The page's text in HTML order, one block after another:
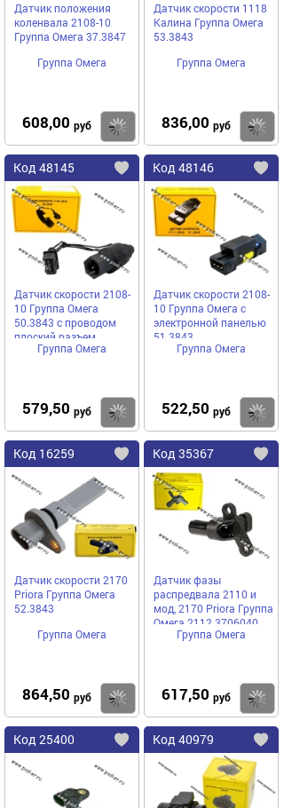
Датчик положения
коленвала 2108-10
Группа Омега 37.3847
Группа Омега
608,00 руб Купить
Датчик скорости 1118
Калина Группа Омега
53.3843
Группа Омега
836,00 руб
Код 48145
Добавить
избранное
Датчик скорости 2108-
10 Группа Омега
50.3843 с проводом
плоский разъем
Группа Омега
579,50 руб Купить
Код 48146
Датчик скорости 2108-
10 Группа Омега с
электронной панелью
51.3843
Группа Омега
522,50 руб
Код 16259
Добавить
избранное
Датчик скорости 2170
Priora Группа Омега
52.3843
Группа Омега
864,50 руб Купить
Код 35367
Датчик фазы
распредвала 2110 и
мод, 2170 Priora Группа
Омега 2112.3706040
16-и клап
Группа Омега
617,50 руб
Код 25400
Добавить
избранное
Код 40979